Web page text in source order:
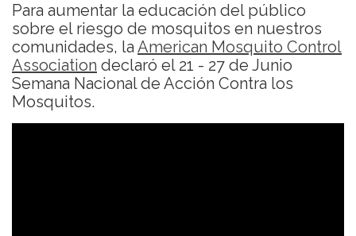
Para aumentar la educación del público
sobre el riesgo de mosquitos en nuestros
comunidades, la American Mosquito Control
Association declaró el 21 - 27 de Junio
Semana Nacional de Acción Contra los
Mosquitos.